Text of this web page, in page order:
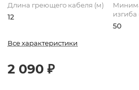
Длина греющего кабеля (м)
12
50
Все характеристики
2 090 ₽